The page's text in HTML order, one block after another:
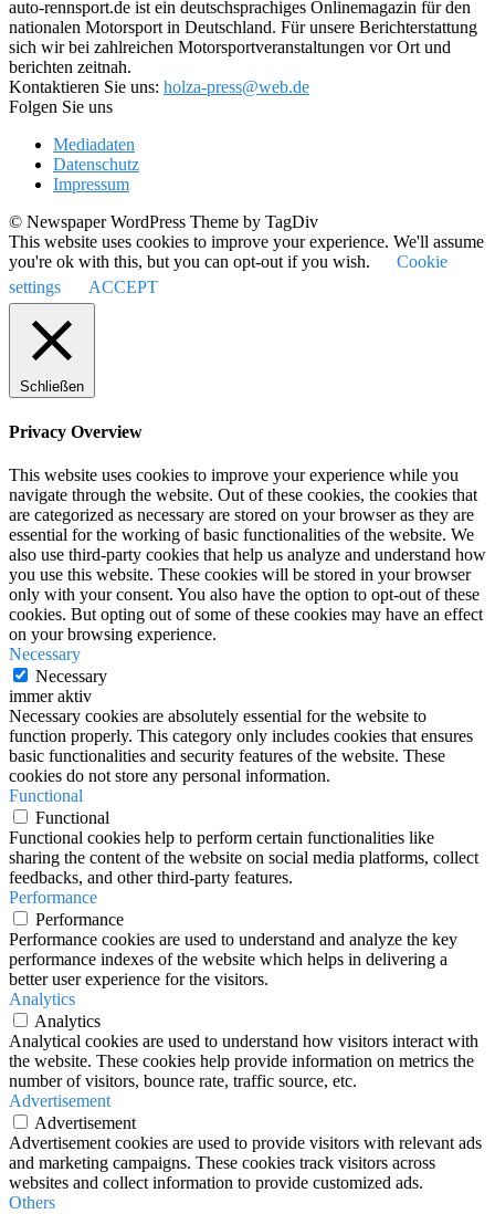
auto-rennsport.de ist ein deutschsprachiges Onlinemagazin für den
nationalen Motorsport in Deutschland. Für unsere Berichterstattung
sich wir bei zahlreichen Motorsportveranstaltungen vor Ort und
berichten zeitnah.
Kontaktieren Sie uns: holza-press@web.de
Folgen Sie uns
Mediadaten
Datenschutz
Impressum
© Newspaper WordPress Theme by TagDiv
This website uses cookies to improve your experience. We'll assume
you're ok with this, but you can opt-out if you wish.
Cookie
settings
ACCEPT
Schließen
Privacy Overview
This website uses cookies to improve your experience while you
navigate through the website. Out of these cookies, the cookies that
are categorized as necessary are stored on your browser as they are
essential for the working of basic functionalities of the website. We
also use third-party cookies that help us analyze and understand how
you use this website. These cookies will be stored in your browser
only with your consent. You also have the option to opt-out of these
cookies. But opting out of some of these cookies may have an effect
on your browsing experience.
Necessary
Necessary
immer aktiv
Necessary cookies are absolutely essential for the website to
function properly. This category only includes cookies that ensures
basic functionalities and security features of the website. These
cookies do not store any personal information.
Functional
Functional
Functional cookies help to perform certain functionalities like
sharing the content of the website on social media platforms, collect
feedbacks, and other third-party features.
Performance
Performance
Performance cookies are used to understand and analyze the key
performance indexes of the website which helps in delivering a
better user experience for the visitors.
Analytics
Analytics
Analytical cookies are used to understand how visitors interact with
the website. These cookies help provide information on metrics the
number of visitors, bounce rate, traffic source, etc.
Advertisement
Advertisement
Advertisement cookies are used to provide visitors with relevant ads
and marketing campaigns. These cookies track visitors across
websites and collect information to provide customized ads.
Others